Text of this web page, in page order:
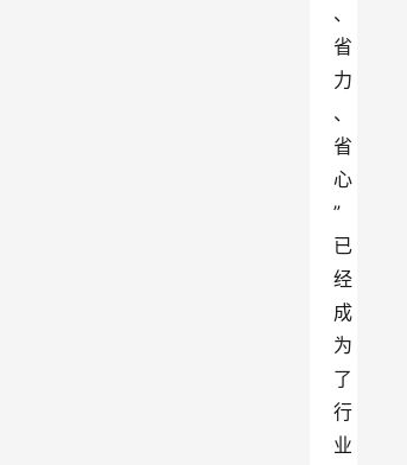
、
省
力
、
省
心
”
已
经
成
为
了
行
业